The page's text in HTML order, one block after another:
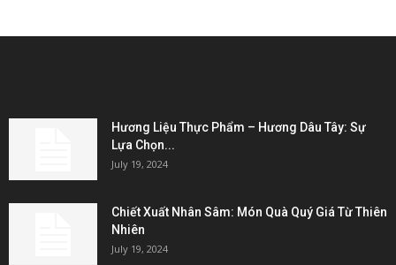
Hương Liệu Thực Phẩm – Hương Dâu Tây: Sự
Lựa Chọn...
July 19, 2024
Chiết Xuất Nhân Sâm: Món Quà Quý Giá Từ Thiên
Nhiên
July 19, 2024